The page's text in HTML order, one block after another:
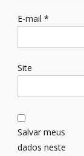
E-mail *
Site
Salvar meus
dados neste